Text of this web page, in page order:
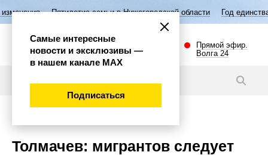
Пятилетие семьи в Нижегородской области Год единства народов
Прямой эфир.
Волга 24
Толмачев: мигрантов следует
Самые интересные
новости и эксклюзивы —
в нашем канале МАХ
Подписаться